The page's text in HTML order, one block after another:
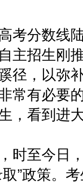
分数线陆
主招生刚
径，以弥
常有必要
，看到进
至今日，
”政策。